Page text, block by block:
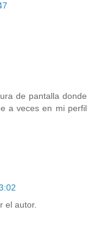
de pantalla donde
a veces en mi perfil
el autor.